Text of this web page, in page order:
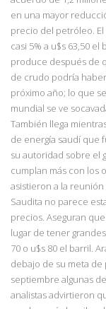
en una mayor
precio del petróleo.
casi 5% a u$s 63,50
produce después de
de crudo podría
próximo año; lo que
mundial se ve
También llega
de energía saudí que
su autoridad sobre el
cumplan más con los
asistieron a la
Saudita no parece
precios. Aseguran
lugar de tener
70 o u$s 80 el barril.
debajo de su meta
septiembre algunas
analistas advirtieron